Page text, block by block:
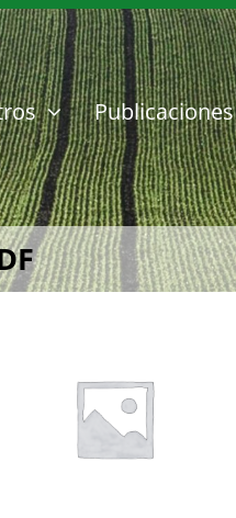
Publicaciones